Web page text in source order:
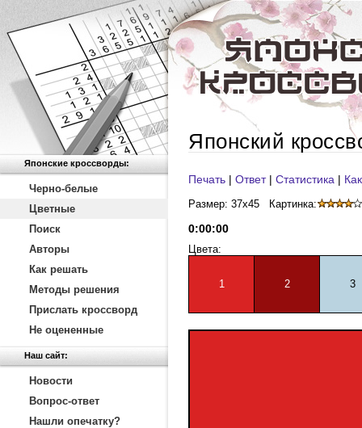
Японские кроссворды:
Черно-белые
Цветные
Поиск
Авторы
Как решать
Методы решения
Прислать кроссворд
Не оцененные
Наш сайт:
Новости
Вопрос-ответ
Нашли опечатку?
Японский
Печать | Ответ| Статистика |
Размер: 37x45 Картинка:
0:00:00
Цвета:
1 2 3